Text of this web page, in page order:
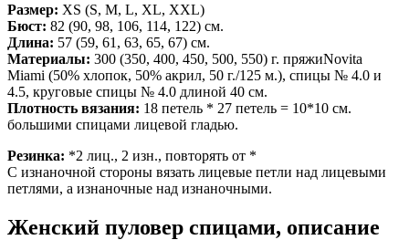
Размер: XS (S, M, L, XL, XXL)
Бюст: 82 (90, 98, 106, 114, 122) см.
Длина: 57 (59, 61, 63, 65, 67) см.
Материалы: 300 (350, 400, 450, 500, 550) г. пряжиNovita
Miami (50% хлопок, 50% акрил, 50 г./125 м.), спицы № 4.0 и
4.5, круговые спицы № 4.0 длиной 40 см.
Плотность вязания: 18 петель * 27 петель = 10*10 см.
большими спицами лицевой гладью.
Резинка: *2 лиц., 2 изн., повторять от *
С изнаночной стороны вязать лицевые петли над лицевыми
петлями, а изнаночные над изнаночными.
Женский пуловер спицами, описание